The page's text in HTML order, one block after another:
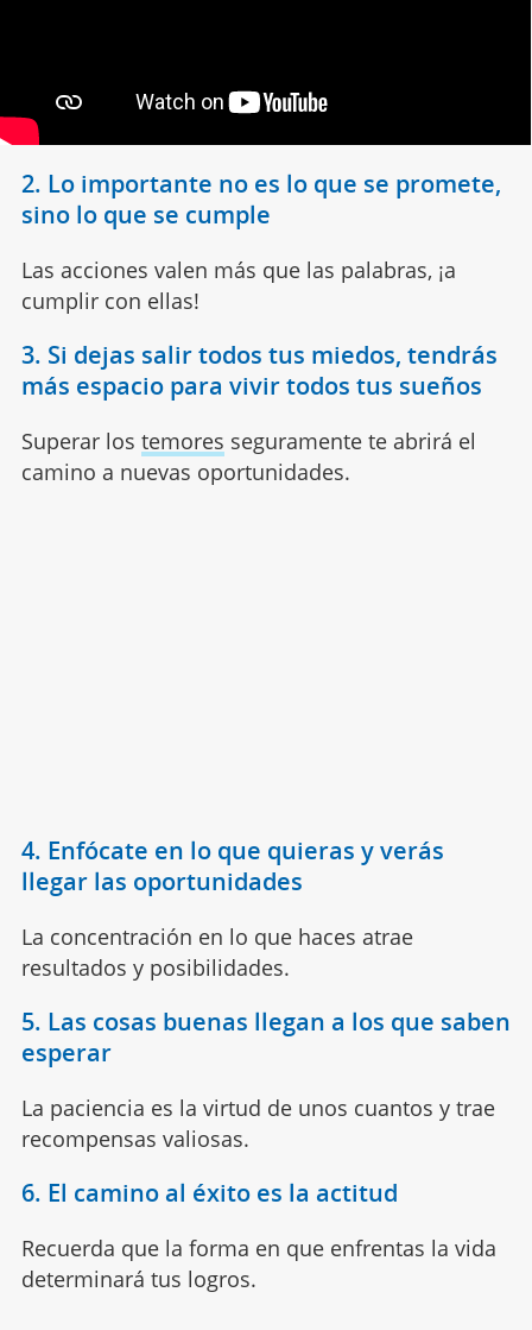
2. Lo importante no es lo que se promete,
sino lo que se cumple
Las acciones valen más que las palabras, ¡a
cumplir con ellas!
3. Si dejas salir todos tus miedos, tendrás
más espacio para vivir todos tus sueños
Superar los temores seguramente te abrirá el
camino a nuevas oportunidades.
4. Enfócate en lo que quieras y verás
llegar las oportunidades
La concentración en lo que haces atrae
resultados y posibilidades.
5. Las cosas buenas llegan a los que saben
esperar
La paciencia es la virtud de unos cuantos y trae
recompensas valiosas.
6. El camino al éxito es la actitud
Recuerda que la forma en que enfrentas la vida
determinará tus logros.